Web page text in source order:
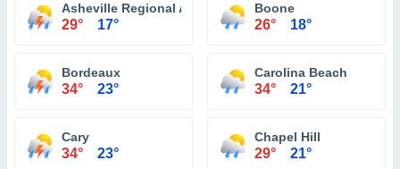
Asheville Regional Airport
29° 17°
Boone
26° 18°
Bordeaux
34° 23°
Carolina Beach
34° 21°
Cary
34° 23°
Chapel Hill
29° 21°